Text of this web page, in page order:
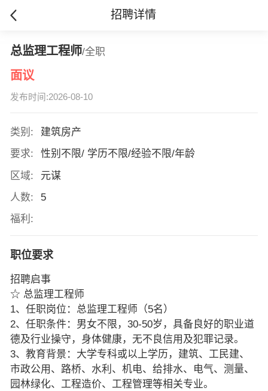
招聘详情
总监理工程师/全职
面议
发布时间:2026-08-10
类别:
建筑房产
要求:
性别不限/ 学历不限/经验不限/年龄
区域:
元谋
人数:
5
福利:
职位要求
招聘启事
☆ 总监理工程师
1、任职岗位：总监理工程师（5名）
2、任职条件：男女不限，30-50岁，具备良好的职业道
德及行业操守，身体健康，无不良信用及犯罪记录。
3、教育背景：大学专科或以上学历，建筑、工民建、
市政公用、路桥、水利、机电、给排水、电气、测量、
园林绿化、工程造价、工程管理等相关专业。